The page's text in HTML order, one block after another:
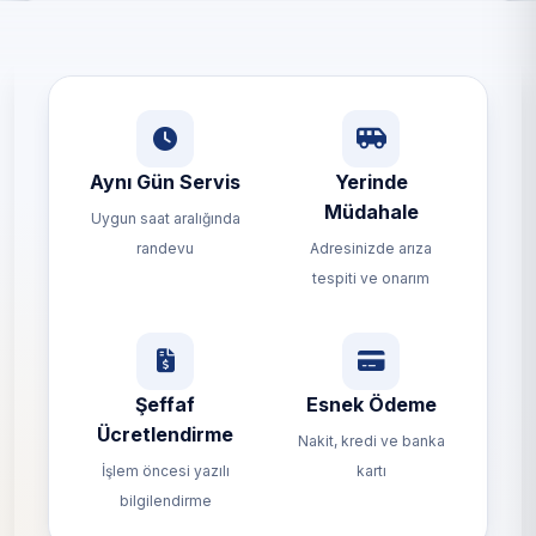
Aynı Gün Servis
Uygun saat aralığında
randevu
Yerinde
Müdahale
Adresinizde arıza
tespiti ve onarım
Şeffaf
Ücretlendirme
İşlem öncesi yazılı
bilgilendirme
Esnek Ödeme
Nakit, kredi ve banka
kartı